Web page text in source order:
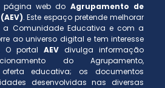
página web do Agrupamento de
. Este espaço pretende melhorar
Comunidade Educativa e com a
ao universo digital e tem interesse
O portal AEV divulga informação
do Agrupamento,
educativa; os documentos
desenvolvidas nas diversas